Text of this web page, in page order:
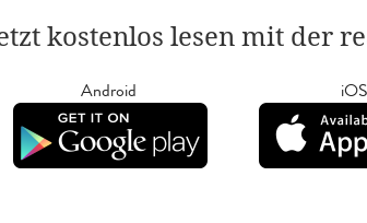
kostenlos lesen mit der
Android iOS